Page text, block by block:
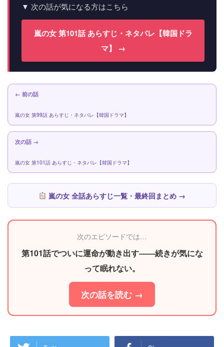
▼ 次の話が気になる方はこちら
嵐の女 第101話 あらすじ・ネタバレ【韓国ドラ
マ】 →
← 前の話
嵐の女 第99話 あらすじ・ネタバレ【韓国ドラマ】
次の話 →
嵐の女 第101話 あらすじ・ネタバレ【韓国ドラマ】
嵐の女 全話あらすじ一覧・最終回まとめ →
次のエピソードでは…
第101話でついに運命が動き出す――続きが気にな
って眠れない。
次の話を読む →